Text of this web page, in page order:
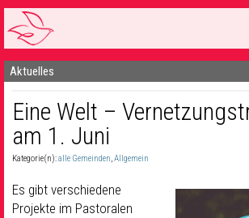
Startseite
1 Pfarrei
16 Gemeinden & mehr
Sakramente & Feste
Aktuelles
Eine Welt –
am 1. Juni
Kategorie(n):alle Gemeinden,Allgemein
Es gibt verschiedene
Projekte im Pastoralen